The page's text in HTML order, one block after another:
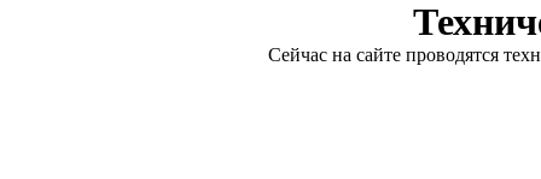
Сейчас на сайте проводятся